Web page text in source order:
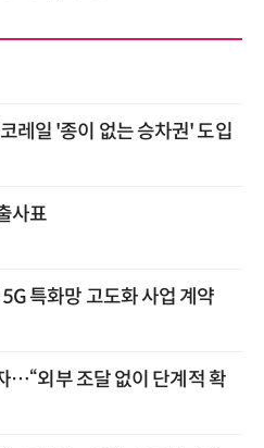
레일 '종이 없는 승차권' 도입
사표
특화망 고도화 사업 계약
…“외부 조달 없이 단계적 확